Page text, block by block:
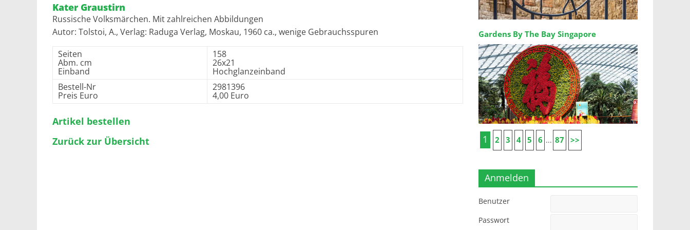
Kater Graustirn
Russische Volksmärchen. Mit zahlreichen Abbildungen
Autor: Tolstoi, A., Verlag: Raduga Verlag, Moskau, 1960 ca., wenige Gebrauchsspuren
Seiten
Abm. cm
Einband
158
26x21
Hochglanzeinband
Bestell-Nr
Preis Euro
2981396
4,00 Euro
Artikel bestellen
Zurück zur Übersicht
Gardens By The Bay Singapore
1 2 3 4 5 6 ... 87 >>
Anmelden
Benutzer
Passwort